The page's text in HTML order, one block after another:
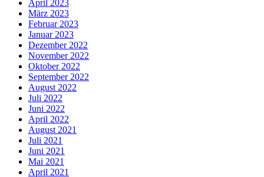
April 2023
März 2023
Februar 2023
Januar 2023
Dezember 2022
November 2022
Oktober 2022
September 2022
August 2022
Juli 2022
Juni 2022
April 2022
August 2021
Juli 2021
Juni 2021
Mai 2021
April 2021